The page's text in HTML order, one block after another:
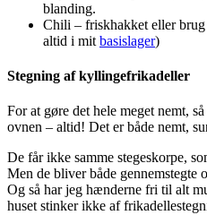
blanding.
Chili – friskhakket eller brug
altid i mit basislager)
Stegning af kyllingefrikadeller
For at gøre det hele meget nemt,
ovnen – altid! Det er både nemt,
De får ikke samme stegeskorpe,
Men de bliver både gennemstegte
Og så har jeg hænderne fri til alt
huset stinker ikke af